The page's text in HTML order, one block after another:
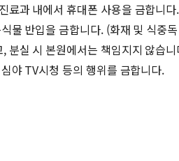
료과 내에서 휴대폰 사용을 금합니다.
물 반입을 금합니다. (화재 및 식중
분실 시 본원에서는 책임지지 않습
야 TV시청 등의 행위를 금합니다.